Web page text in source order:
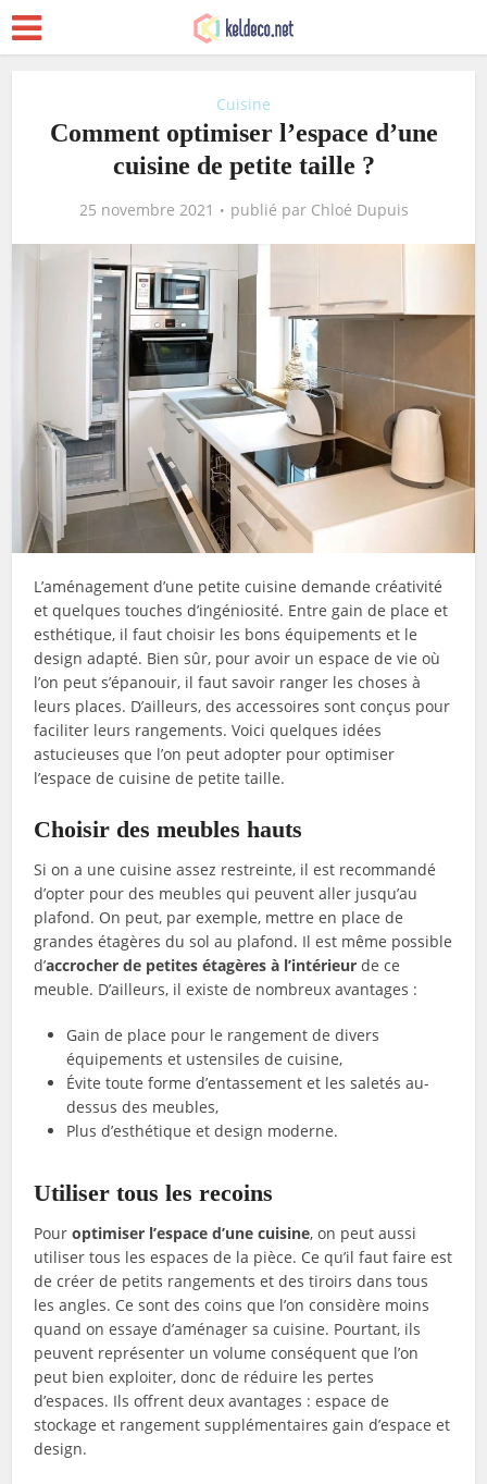
Cuisine
Comment optimiser l’espace d’une
cuisine de petite taille ?
25 novembre 2021 publié par Chloé Dupuis
L’aménagement d’une petite cuisine demande créativité
et quelques touches d’ingéniosité. Entre gain de place et
esthétique, il faut choisir les bons équipements et le
design adapté. Bien sûr, pour avoir un espace de vie où
l’on peut s’épanouir, il faut savoir ranger les choses à
leurs places. D’ailleurs, des accessoires sont conçus pour
faciliter leurs rangements. Voici quelques idées
astucieuses que l’on peut adopter pour optimiser
l’espace de cuisine de petite taille.
Choisir des meubles hauts
Si on a une cuisine assez restreinte, il est recommandé
d’opter pour des meubles qui peuvent aller jusqu’au
plafond. On peut, par exemple, mettre en place de
grandes étagères du sol au plafond. Il est même possible
d’accrocher de petites étagères à l’intérieur de ce
meuble. D’ailleurs, il existe de nombreux avantages :
Gain de place pour le rangement de divers
équipements et ustensiles de cuisine,
Évite toute forme d’entassement et les saletés au-
dessus des meubles,
Plus d’esthétique et design moderne.
Utiliser tous les recoins
Pouroptimiser l’espace d’une cuisine, on peut aussi
utiliser tous les espaces de la pièce. Ce qu’il faut faire est
de créer de petits rangements et des tiroirs dans tous
les angles. Ce sont des coins que l’on considère moins
quand on essaye d’aménager sa cuisine. Pourtant, ils
peuvent représenter un volume conséquent que l’on
peut bien exploiter, donc de réduire les pertes
d’espaces. Ils offrent deux avantages : espace de
stockage et rangement supplémentaires gain d’espace et
design.